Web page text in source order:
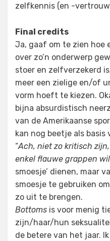
zelfkennis (en -
Final credits
Ja, gaaf om te zien hoe
over zo’n onderwerp
stoer en zelfverzekerd
meer een zielige en/of
vorm hoeft te kiezen.
bijna absurdistisch
van de Amerikaanse
kan nog beetje als basis
“Ach, niet zo kritisch
enkel flauwe grappen
smoesje’ dienen, maar
smoesje te gebruiken
zo uit te brengen.
Bottoms is voor menig
zijn/haar/hun
de betere van het jaar.